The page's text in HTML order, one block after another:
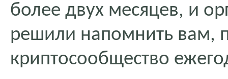
более двух месяцев, и
решили напомнить вам,
криптосообщество